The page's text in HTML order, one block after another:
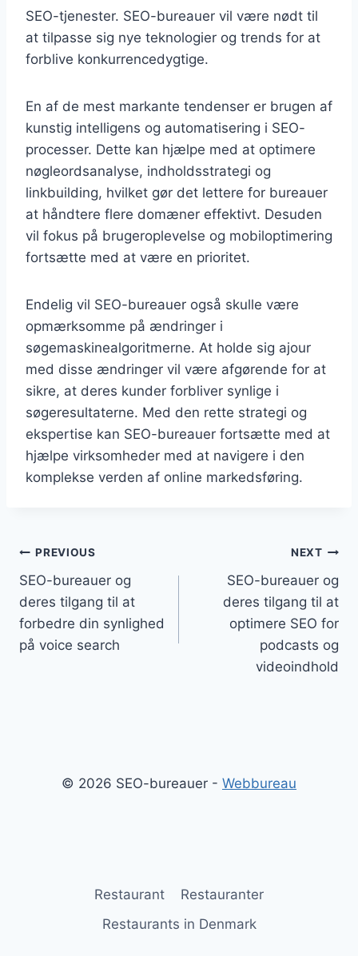
SEO-tjenester. SEO-bureauer vil være nødt til
at tilpasse sig nye teknologier og trends for at
forblive konkurrencedygtige.
En af de mest markante tendenser er brugen af
kunstig intelligens og automatisering i SEO-
processer. Dette kan hjælpe med at optimere
nøgleordsanalyse, indholdsstrategi og
linkbuilding, hvilket gør det lettere for bureauer
at håndtere flere domæner effektivt. Desuden
vil fokus på brugeroplevelse og mobiloptimering
fortsætte med at være en prioritet.
Endelig vil SEO-bureauer også skulle være
opmærksomme på ændringer i
søgemaskinealgoritmerne. At holde sig ajour
med disse ændringer vil være afgørende for at
sikre, at deres kunder forbliver synlige i
søgeresultaterne. Med den rette strategi og
ekspertise kan SEO-bureauer fortsætte med at
hjælpe virksomheder med at navigere i den
komplekse verden af online markedsføring.
Indlægsnavigation
PREVIOUS
SEO-bureauer og
deres tilgang til at
forbedre din synlighed
på voice search
NEXT
SEO-bureauer og
deres tilgang til at
optimere SEO for
podcasts og
videoindhold
© 2026 SEO-bureauer - Webbureau
Restaurant
Restauranter
Restaurants in Denmark